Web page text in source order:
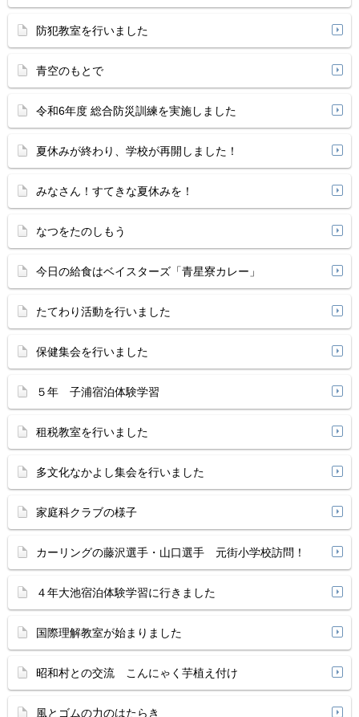
防犯教室を行いました
青空のもとで
令和6年度 総合防災訓練を実施しました
夏休みが終わり、学校が再開しました！
みなさん！すてきな夏休みを！
なつをたのしもう
今日の給食はベイスターズ「青星寮カレー」
たてわり活動を行いました
保健集会を行いました
５年 子浦宿泊体験学習
租税教室を行いました
多文化なかよし集会を行いました
家庭科クラブの様子
カーリングの藤沢選手・山口選手 元街小学校訪問！
４年大池宿泊体験学習に行きました
国際理解教室が始まりました
昭和村との交流 こんにゃく芋植え付け
風とゴムの力のはたらき